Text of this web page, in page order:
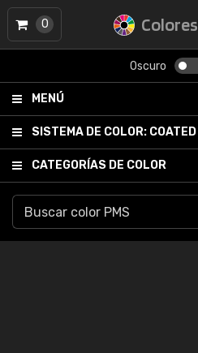
Colores
Oscuro
MENÚ
SISTEMA DE COLOR: COATED
CATEGORÍAS DE COLOR
0